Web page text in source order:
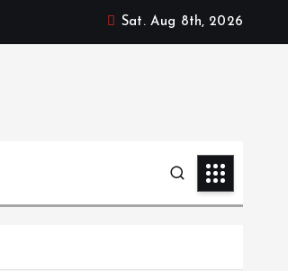
Sat. Aug 8th, 2026